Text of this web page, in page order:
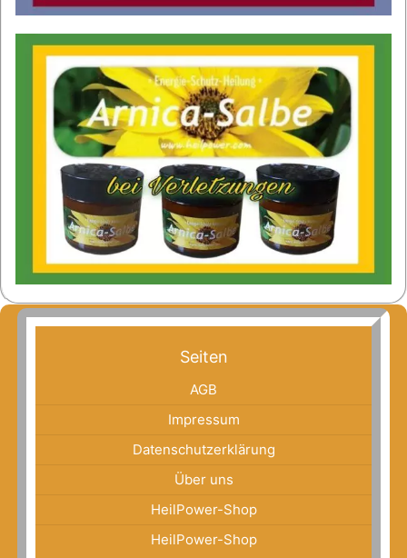
Seiten
AGB
Impressum
Datenschutzerklärung
Über uns
HeilPower-Shop
HeilPower-Shop